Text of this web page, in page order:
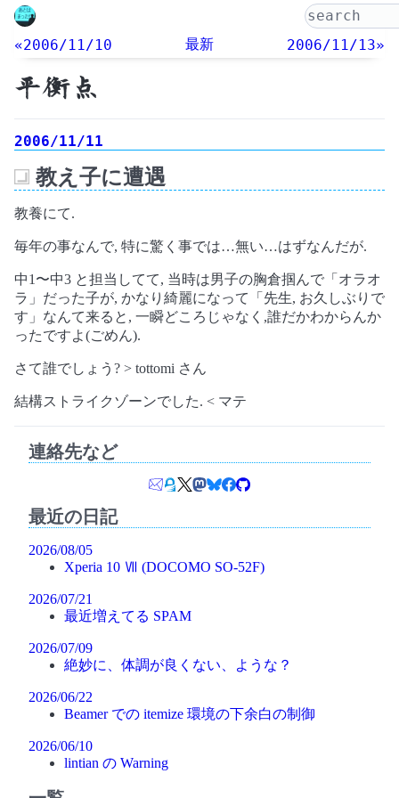
«2006/11/10 最新 2006/11/13»
平衡点
2006/11/11
教え子に遭遇
教養にて.
毎年の事なんで, 特に驚く事では…無い…はずなんだが.
中1〜中3 と担当してて, 当時は男子の胸倉掴んで「オラオ
ラ」だった子が, かなり綺麗になって「先生, お久しぶりで
す」なんて来ると, 一瞬どころじゃなく,誰だかわからんか
ったですよ(ごめん).
さて誰でしょう? > tottomi さん
結構ストライクゾーンでした. < マテ
連絡先など
最近の日記
2026/08/05
Xperia 10 Ⅶ (DOCOMO SO-52F)
2026/07/21
最近増えてる SPAM
2026/07/09
絶妙に、体調が良くない、ような？
2026/06/22
Beamer での itemize 環境の下余白の制御
2026/06/10
lintian の Warning